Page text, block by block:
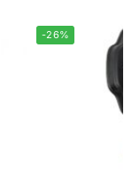
-26%